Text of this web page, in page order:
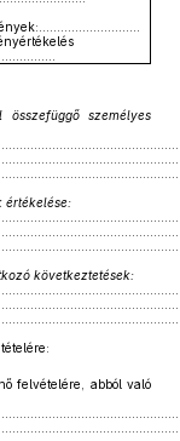
összefüggő személyes
értékelése:
következtetések:
felvételére, abból való